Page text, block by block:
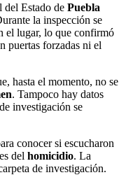
del Estado de Puebla
la inspección se
el lugar, lo que confirmó
puertas forzadas ni el
hasta el momento, no se
. Tampoco hay datos
investigación se
conocer si escucharon
del homicidio. La
de investigación.